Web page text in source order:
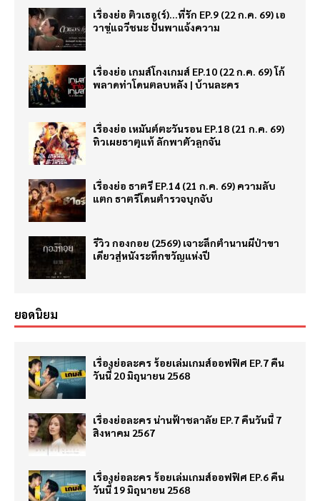
เรื่องย่อ ติวเธอ(ร์)…ที่รัก EP.9 (22 ก.ค. 69) เอ
วาขู่แฉวีชนะ ปั้นพาแจ้งความ
เรื่องย่อ เกมส์โกงเกมส์ EP.10 (22 ก.ค. 69) โก้
พลาดท่าโดนตลบหลัง | บ้านละคร
เรื่องย่อ เหมันต์ตะวันรอน EP.18 (21 ก.ค. 69)
ทิวเผยธาตุแท้ ลักพาตัวลูกจัน
เรื่องย่อ ธาตรี EP.14 (21 ก.ค. 69) ความลับ
แตก ธาตรีโดนตำรวจบุกจับ
รีวิว กองกอย (2569) เจาะลึกตำนานผีป่าขา
เดียวสู่หนังระทึกขวัญแห่งปี
ยอดนิยม
เรื่องย่อละคร ร้อยเล่มเกมส์ออฟฟิศ EP.7 คืน
วันนี้ 20 มิถุนายน 2568
เรื่องย่อละคร น่านฟ้าชลาลัย EP.7 คืนวันนี้ 7
สิงหาคม 2567
เรื่องย่อละคร ร้อยเล่มเกมส์ออฟฟิศ EP.6 คืน
วันนี้ 19 มิถุนายน 2568